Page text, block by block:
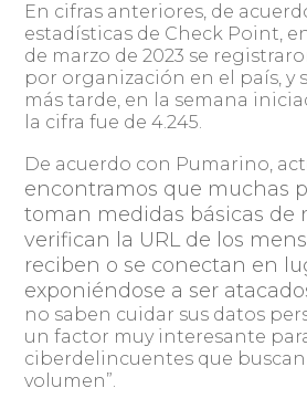
En cifras anteriores, de
estadísticas de Check Point,
de marzo de 2023 se
por organización en el país, y
más tarde, en la semana
la cifra fue de 4.245.
De acuerdo con Pumarino,
encontramos que muchas
toman medidas básicas de
verifican la URL de los
reciben o se conectan en
exponiéndose a ser
no saben cuidar sus datos
un factor muy interesante
ciberdelincuentes que
volumen”.